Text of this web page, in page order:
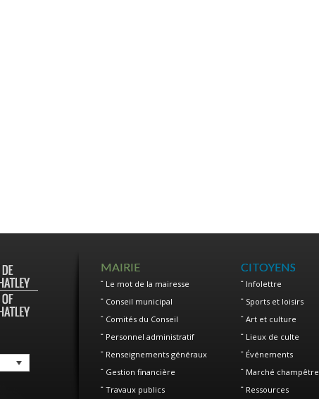
MAIRIE
Le mot de la mairesse
Conseil municipal
Comités du Conseil
Personnel administratif
Renseignements généraux
Gestion financière
Travaux publics
CITOYENS
Infolettre
Sports et loisirs
Art et culture
Lieux de culte
Événements
Marché champêtre
Ressources